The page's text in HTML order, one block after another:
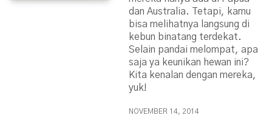
dan Australia. Tetapi, kamu
bisa melihatnya langsung di
kebun binatang terdekat.
Selain pandai melompat, apa
saja ya keunikan hewan ini?
Kita kenalan dengan mereka,
yuk!
NOVEMBER 14, 2014